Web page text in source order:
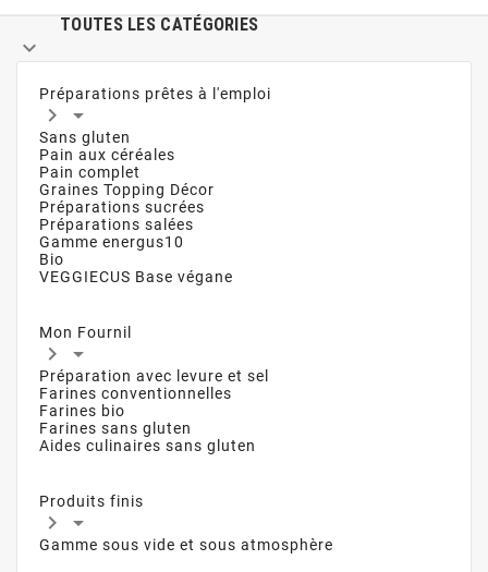
TOUTES LES CATÉGORIES

Préparations prêtes à l'emploi
 
Sans gluten
Pain aux céréales
Pain complet
Graines Topping Décor
Préparations sucrées
Préparations salées
Gamme energus10
Bio
VEGGIECUS Base végane
Mon Fournil
 
Préparation avec levure et sel
Farines conventionnelles
Farines bio
Farines sans gluten
Aides culinaires sans gluten
Produits finis
 
Gamme sous vide et sous atmosphère